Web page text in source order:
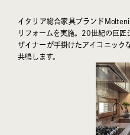
イタリア総合家具ブランド
リフォームを実施。20世紀の巨匠
ザイナーが手掛けたアイコニック
共鳴します。